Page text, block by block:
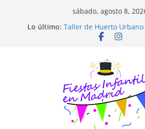
sábado, agosto 8,
Lo último: Taller de Huerto Urbano
TALLER FOTOGRAFÍA LA
Trivial Virtual para niños